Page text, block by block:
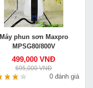
Máy phun sơn Maxpro
MPSG80/800V
499,000 VNĐ
695,000 VNĐ
0 đánh giá